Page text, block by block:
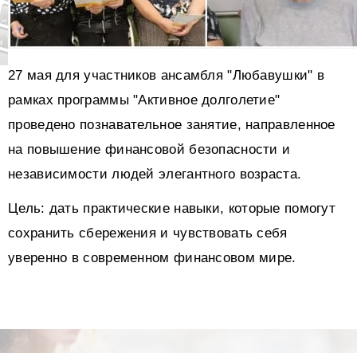
27 мая для участников ансамбля "Любавушки" в
рамках программы "Активное долголетие"
проведено познавательное занятие, направленное
на повышение финансовой безопасности и
независимости людей элегантного возраста.
Цель: дать практические навыки, которые помогут
сохранить сбережения и чувствовать себя
уверенно в современном финансовом мире.